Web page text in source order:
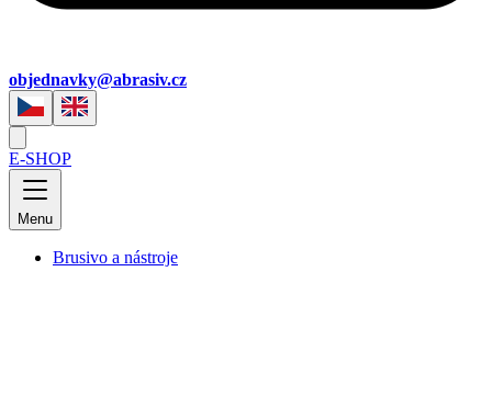
objednavky@abrasiv.cz
E-SHOP
Menu
Brusivo a nástroje